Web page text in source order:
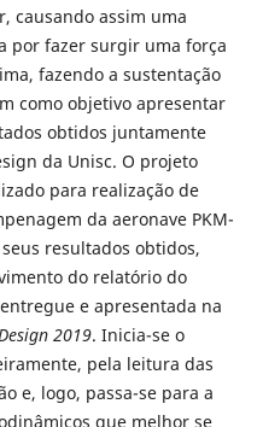
causando assim uma
por fazer surgir uma força
fazendo a sustentação
como objetivo apresentar
obtidos juntamente
da Unisc. O projeto
para realização de
da aeronave PKM-
resultados obtidos,
do relatório do
e apresentada na
2019. Inicia-se o
pela leitura das
e, logo, passa-se para a
que melhor se